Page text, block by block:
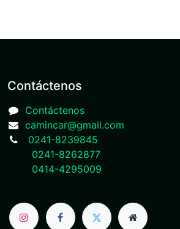
Contáctenos
Contáctenos
camincar@gmail.com
0241-8239845
0241-8262877
0414-4295009